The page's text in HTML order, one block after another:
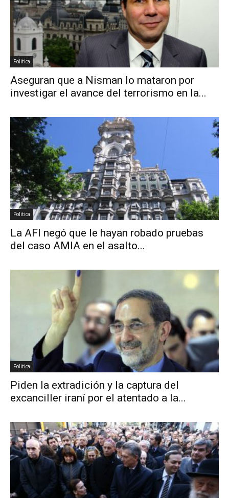
Politica
Aseguran que a Nisman lo mataron por
investigar el avance del terrorismo en la...
Politica
La AFI negó que le hayan robado pruebas
del caso AMIA en el asalto...
Politica
Piden la extradición y la captura del
excanciller iraní por el atentado a la...